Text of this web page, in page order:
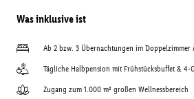
Was inklusive ist
Ab 2 bzw. 3 Übernachtungen im Doppelzimmer
Tägliche Halbpension mit Frühstücksbuffet & 4-
Zugang zum 1.000 m² großen Wellnessbereich